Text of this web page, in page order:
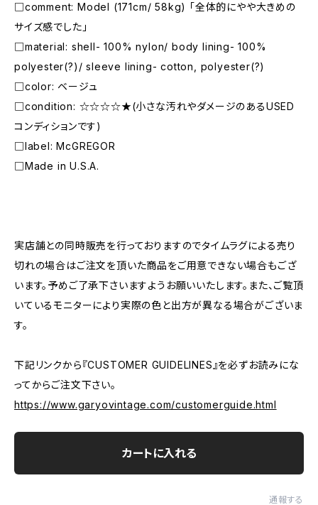
□comment: Model (171cm/ 58kg) 「全体的にやや大きめの
サイズ感でした」
□material: shell- 100% nylon/ body lining- 100%
polyester(?)/ sleeve lining- cotton, polyester(?)
□color: ベージュ
□condition: ☆☆☆☆★(小さな汚れやダメージのあるUSED
コンディションです)
□label: McGREGOR
□Made in U.S.A.
実店舗との同時販売を行っておりますのでタイムラグによる売り
切れの場合はご注文を頂いた商品をご用意できない場合もござ
います。予めご了承下さいますようお願いいたします。また、ご覧頂
いているモニターにより実際の色と出方が異なる場合がございま
す。
下記リンクから『CUSTOMER GUIDELINES』を必ずお読みにな
ってからご注文下さい。
https://www.garyovintage.com/customerguide.html
カートに入れる
通報する